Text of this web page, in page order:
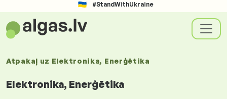
#StandWithUkraine
Atpakaļ uz Elektronika, Enerģētika
Elektronika, Enerģētika